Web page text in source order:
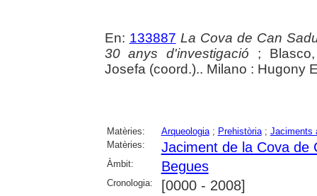
En: 133887 La Cova de Can
30 anys d'investigació ;
Josefa (coord.).. Milano : Hugony
Matèries: Arqueologia; Prehistòria; Jaciments
Matèries:
Jaciment de la Cova de
Àmbit: Begues
Cronologia: [0000 - 2008]